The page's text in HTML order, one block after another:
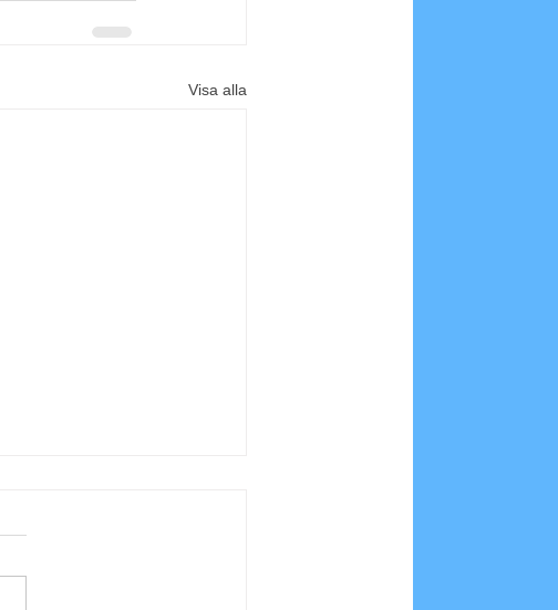
Visa alla